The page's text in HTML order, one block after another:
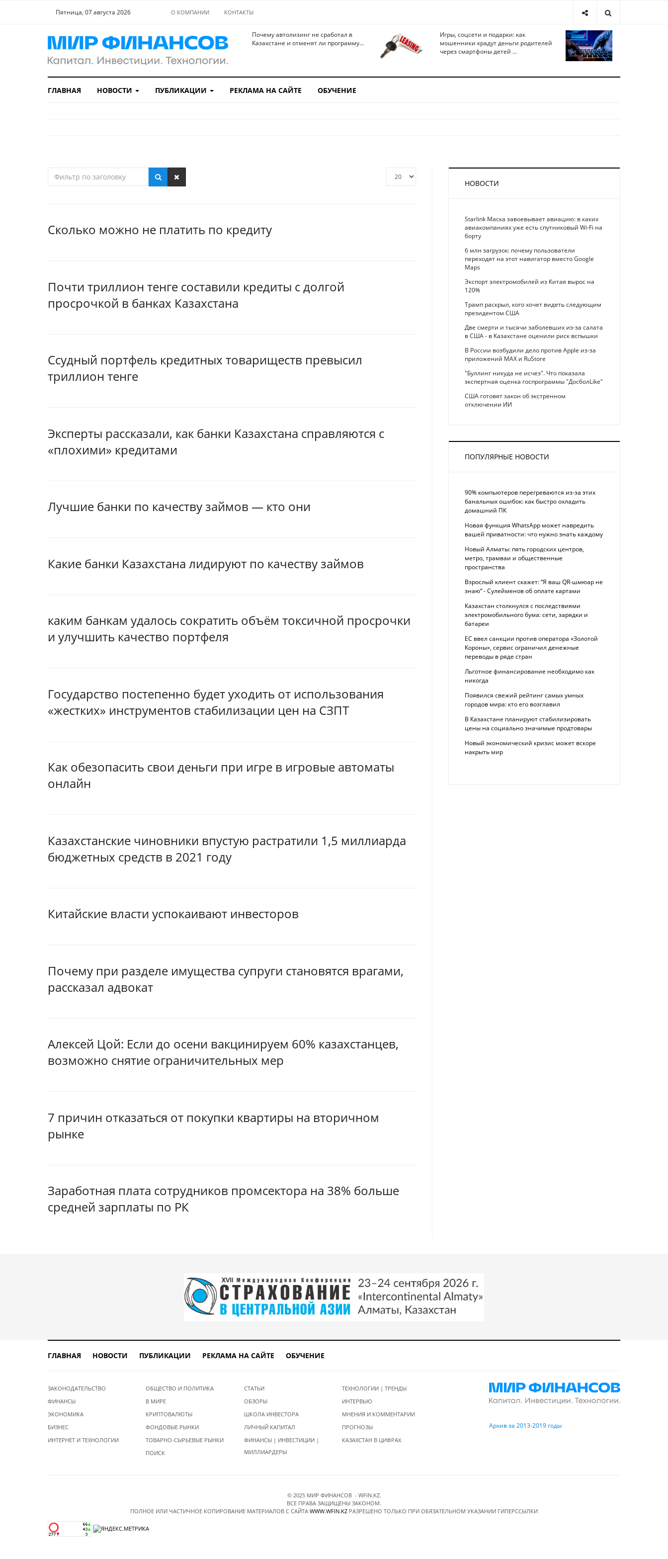
Пятница, 07 августа 2026 О КОМПАНИИ КОНТАКТЫ
Почему автолизинг не сработал в
Казахстане и отменят ли программу...
Игры, соцсети и подарки: как
мошенники крадут деньги родителей
через смартфоны детей ...
ГЛАВНАЯ НОВОСТИ ПУБЛИКАЦИИ РЕКЛАМА НА САЙТЕ ОБУЧЕНИЕ
Сколько можно не платить по кредиту
Почти триллион тенге составили кредиты с долгой
просрочкой в банках Казахстана
Ссудный портфель кредитных товариществ превысил
триллион тенге
Эксперты рассказали, как банки Казахстана справляются с
«плохими» кредитами
Лучшие банки по качеству займов — кто они
Какие банки Казахстана лидируют по качеству займов
каким банкам удалось сократить объём токсичной просрочки
и улучшить качество портфеля
Государство постепенно будет уходить от использования
«жестких» инструментов стабилизации цен на СЗПТ
Как обезопасить свои деньги при игре в игровые автоматы
онлайн
Казахстанские чиновники впустую растратили 1,5 миллиарда
бюджетных средств в 2021 году
Китайские власти успокаивают инвесторов
Почему при разделе имущества супруги становятся врагами,
рассказал адвокат
Алексей Цой: Если до осени вакцинируем 60% казахстанцев,
возможно снятие ограничительных мер
7 причин отказаться от покупки квартиры на вторичном
рынке
Заработная плата сотрудников промсектора на 38% больше
средней зарплаты по РК
НОВОСТИ
Starlink Маска завоевывает авиацию: в каких
авиакомпаниях уже есть спутниковый Wi-Fi на
борту
6 млн загрузок: почему пользователи
переходят на этот навигатор вместо Google
Maps
Экспорт электромобилей из Китая вырос на
120%
Трамп раскрыл, кого хочет видеть следующим
президентом США
Две смерти и тысячи заболевших из-за салата
в США - в Казахстане оценили риск вспышки
В России возбудили дело против Apple из-за
приложений MAX и RuStore
"Буллинг никуда не исчез". Что показала
экспертная оценка госпрограммы "ДосболLike"
США готовят закон об экстренном
отключении ИИ
ПОПУЛЯРНЫЕ НОВОСТИ
90% компьютеров перегреваются из-за этих
банальных ошибок: как быстро охладить
домашний ПК
Новая функция WhatsApp может навредить
вашей приватности: что нужно знать каждому
Новый Алматы: пять городских центров,
метро, трамваи и общественные
пространства
Взрослый клиент скажет: “Я ваш QR-шмюар не
знаю“ - Сулейменов об оплате картами
Казахстан столкнулся с последствиями
электромобильного бума: сети, зарядки и
батареи
ЕС ввел санкции против оператора «Золотой
Короны», сервис ограничил денежные
переводы в ряде стран
Льготное финансирование необходимо как
никогда
Появился свежий рейтинг самых умных
городов мира: кто его возглавил
В Казахстане планируют стабилизировать
цены на социально значимые продтовары
Новый экономический кризис может вскоре
накрыть мир
ГЛАВНАЯ НОВОСТИ ПУБЛИКАЦИИ РЕКЛАМА НА САЙТЕ ОБУЧЕНИЕ
ЗАКОНОДАТЕЛЬСТВО
ФИНАНСЫ
ЭКОНОМИКА
БИЗНЕС
ИНТЕРНЕТ И ТЕХНОЛОГИИ
ОБЩЕСТВО И ПОЛИТИКА
В МИРЕ
КРИПТОВАЛЮТЫ
ФОНДОВЫЕ РЫНКИ
ТОВАРНО-СЫРЬЕВЫЕ РЫНКИ
ПОИСК
СТАТЬИ
ОБЗОРЫ
ШКОЛА ИНВЕСТОРА
ЛИЧНЫЙ КАПИТАЛ
ФИНАНСЫ | ИНВЕСТИЦИИ |
МИЛЛИАРДЕРЫ
ТЕХНОЛОГИИ | ТРЕНДЫ
ИНТЕРВЬЮ
МНЕНИЯ И КОММЕНТАРИИ
ПРОГНОЗЫ
КАЗАХСТАН В ЦИФРАХ
Архив за 2013-2019 годы
© 2025 МИР ФИНАНСОВ - WFIN.KZ.
ВСЕ ПРАВА ЗАЩИЩЕНЫ ЗАКОНОМ.
ПОЛНОЕ ИЛИ ЧАСТИЧНОЕ КОПИРОВАНИЕ МАТЕРИАЛОВ C САЙТА WWW.WFIN.KZ РАЗРЕШЕНО ТОЛЬКО ПРИ ОБЯЗАТЕЛЬНОМ УКАЗАНИИ ГИПЕРССЫЛКИ